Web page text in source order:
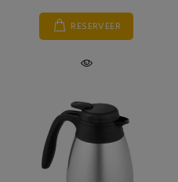
RESERVEER